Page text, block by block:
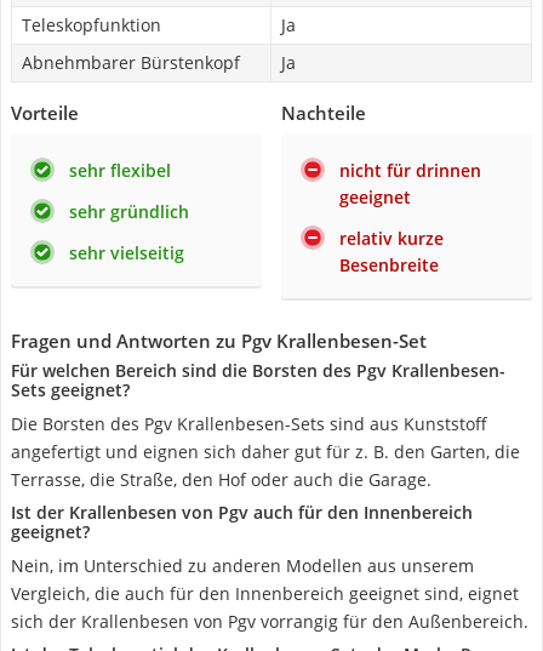
Teleskopfunktion
Ja
Abnehmbarer Bürstenkopf
Ja
Vorteile
sehr flexibel
sehr gründlich
sehr vielseitig
Nachteile
nicht für drinnen
geeignet
relativ kurze
Besenbreite
Fragen und Antworten zu Pgv Krallenbesen-Set
Für welchen Bereich sind die Borsten des Pgv Krallenbesen-
Sets geeignet?
Die Borsten des Pgv Krallenbesen-Sets sind aus Kunststoff
angefertigt und eignen sich daher gut für z. B. den Garten, die
Terrasse, die Straße, den Hof oder auch die Garage.
Ist der Krallenbesen von Pgv auch für den Innenbereich
geeignet?
Nein, im Unterschied zu anderen Modellen aus unserem
Vergleich, die auch für den Innenbereich geeignet sind, eignet
sich der Krallenbesen von Pgv vorrangig für den Außenbereich.